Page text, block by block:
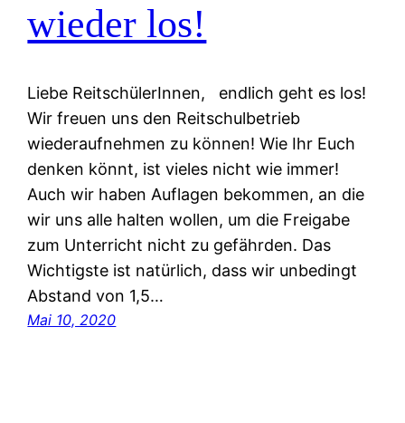
wieder los!
Liebe ReitschülerInnen, endlich geht es los!
Wir freuen uns den Reitschulbetrieb
wiederaufnehmen zu können! Wie Ihr Euch
denken könnt, ist vieles nicht wie immer!
Auch wir haben Auflagen bekommen, an die
wir uns alle halten wollen, um die Freigabe
zum Unterricht nicht zu gefährden. Das
Wichtigste ist natürlich, dass wir unbedingt
Abstand von 1,5…
Mai 10, 2020